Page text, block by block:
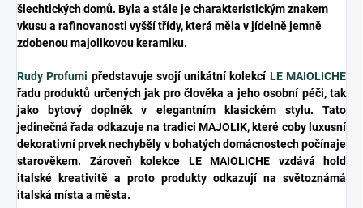
šlechtických domů. Byla a stále je charakteristickým znakem
vkusu a rafinovanosti vyšší třídy, která měla v jídelně jemně
zdobenou majolikovou keramiku.
Rudy Profumi představuje svojí unikátní kolekcí LE MAIOLICHE
řadu produktů určených jak pro člověka a jeho osobní péči, tak
jako bytový doplněk v elegantním klasickém stylu. Tato
jedinečná řada odkazuje na tradici MAJOLIK, které coby luxusní
dekorativní prvek nechyběly v bohatých domácnostech počínaje
starověkem. Zároveň kolekce LE MAIOLICHE vzdává hold
italské kreativitě a proto produkty odkazují na světoznámá
italská místa a města.